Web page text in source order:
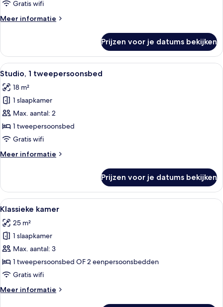
het
Gratis wifi
Meer informatie
Meer
kamer,
uitzicht
op
langs
het
Prijzen voor je datums bekijken
Alle
foto's
voor
Studio,
1
tweepersoonsbed
laden
Studio, 1 tweepersoonsbed | Een
2
Studio, 1 tweepersoonsbed
18 m²
1 slaapkamer
Max. aantal: 2
1 tweepersoonsbed
Gratis wifi
Meer informatie
Meer
1
tweepersoonsbed
Prijzen voor je datums bekijken
Alle
foto's
voor
Klassieke
kamer
laden
Een hotelkamer met een groot bed,
4
Klassieke kamer
25 m²
1 slaapkamer
Max. aantal: 3
1 tweepersoonsbed OF 2 eenpersoonsbedden
Gratis wifi
Meer informatie
Meer